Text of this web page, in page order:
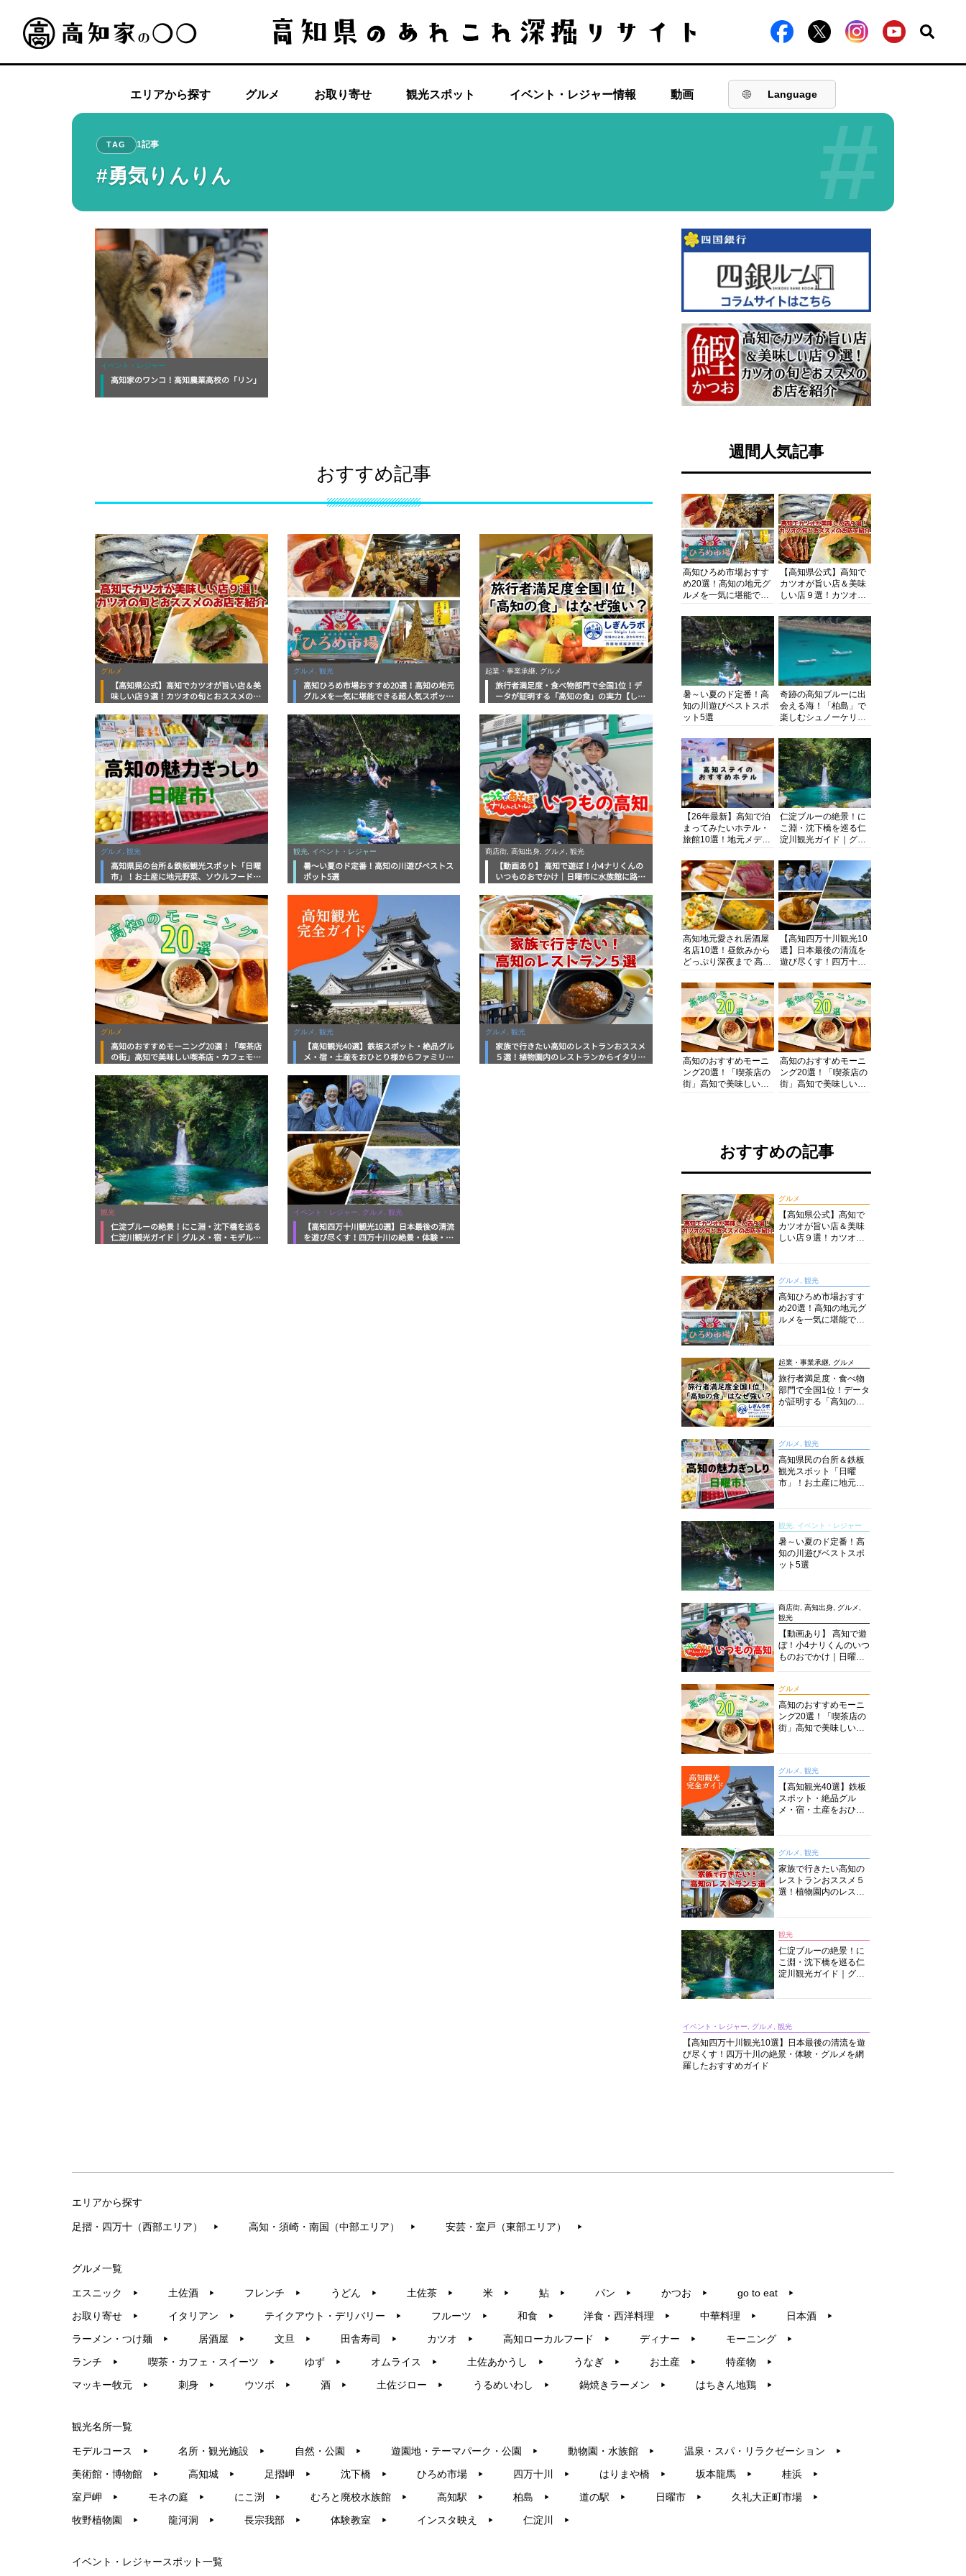
エリアから探す グルメ お取り寄せ 観光スポット イベント・レジャー情報 動画 Language
#
TAG 1記事
#勇気りんりん
イベント・レジャー
高知家のワンコ！高知農業高校の「リン」
おすすめ記事
グルメ
【高知県公式】高知でカツオが旨い店＆美
味しい店９選！カツオの旬とおススメのお
グルメ, 観光
高知ひろめ市場おすすめ20選！高知の地元
グルメを一気に堪能できる超人気スポット
起業・事業承継, グルメ
旅行者満足度・食べ物部門で全国1位！デ
ータが証明する「高知の食」の実力【しぎ
グルメ, 観光
高知県民の台所＆鉄板観光スポット「日曜
市」！お土産に地元野菜、ソウルフードま
底解説！
観光, イベント・レジャー
暑～い夏のド定番！高知の川遊びベストス
ポット5選
商店街, 高知出身, グルメ, 観光
【動画あり】 高知で遊ぼ！小4ナリくんの
いつものおでかけ｜日曜市に水族館に路面
グルメ
高知のおすすめモーニング20選！「喫茶店
の街」高知で美味しい喫茶店・カフェモー
グルメ, 観光
【高知観光40選】鉄板スポット・絶品グル
メ・宿・土産をおひとり様からファミリー
グルメ, 観光
家族で行きたい高知のレストランおススメ
５選！植物園内のレストランからイタリア
観光
仁淀ブルーの絶景！にこ淵・沈下橋を巡る
仁淀川観光ガイド｜グルメ・宿・モデルコ
イベント・レジャー, グルメ, 観光
【高知四万十川観光10選】日本最後の清流
を遊び尽くす！四万十川の絶景・体験・グ
週間人気記事
高知ひろめ市場おすす
め20選！高知の地元グ
ルメを一気に堪能でき
底解剖
【高知県公式】高知で
カツオが旨い店＆美味
しい店９選！カツオの
紹介
暑～い夏のド定番！高
知の川遊びベストスポ
ット5選
奇跡の高知ブルーに出
会える海！「柏島」で
楽しむシュノーケリン
浴にキャンプまで透明
度抜群の海の楽園を徹
底紹介
【26年最新】高知で泊
まってみたいホテル・
旅館10選！地元メディ
厳選
仁淀ブルーの絶景！に
こ淵・沈下橋を巡る仁
淀川観光ガイド｜グル
まで完全網羅！
高知地元愛され居酒屋
名店10選！昼飲みから
どっぷり深夜まで 高知
知グルメPro】
【高知四万十川観光10
選】日本最後の清流を
遊び尽くす！四万十川
を網羅したおすすめガ
イド
高知のおすすめモーニ
ング20選！「喫茶店の
街」高知で美味しい喫
高知のおすすめモーニ
ング20選！「喫茶店の
街」高知で美味しい喫
おすすめの記事
グルメ
【高知県公式】高知で
カツオが旨い店＆美味
しい店９選！カツオの
グルメ, 観光
高知ひろめ市場おすす
め20選！高知の地元グ
ルメを一気に堪能でき
起業・事業承継, グルメ
旅行者満足度・食べ物
部門で全国1位！データ
が証明する「高知の
グルメ, 観光
高知県民の台所＆鉄板
観光スポット「日曜
市」！お土産に地元野
説！
観光, イベント・レジャー
暑～い夏のド定番！高
知の川遊びベストスポ
ット5選
商店街, 高知出身, グルメ,
観光
【動画あり】 高知で遊
ぼ！小4ナリくんのいつ
ものおでかけ｜日曜市
グルメ
高知のおすすめモーニ
ング20選！「喫茶店の
街」高知で美味しい喫
グルメ, 観光
【高知観光40選】鉄板
スポット・絶品グル
メ・宿・土産をおひと
グルメ, 観光
家族で行きたい高知の
レストランおススメ５
選！植物園内のレスト
観光
仁淀ブルーの絶景！に
こ淵・沈下橋を巡る仁
淀川観光ガイド｜グル
イベント・レジャー, グルメ, 観光
【高知四万十川観光10選】日本最後の清流を遊
び尽くす！四万十川の絶景・体験・グルメを網
羅したおすすめガイド
エリアから探す
足摺・四万十（西部エリア） ▶︎ 高知・須崎・南国（中部エリア） ▶︎ 安芸・室戸（東部エリア） ▶︎
グルメ一覧
エスニック ▶︎ 土佐酒 ▶︎ フレンチ ▶︎ うどん ▶︎ 土佐茶 ▶︎ 米 ▶︎ 鮎 ▶︎ パン ▶︎ かつお ▶︎ go to eat ▶︎
お取り寄せ ▶︎ イタリアン ▶︎ テイクアウト・デリバリー ▶︎ フルーツ ▶︎ 和食 ▶︎ 洋食・西洋料理 ▶︎ 中華料理 ▶︎ 日本酒 ▶︎
ラーメン・つけ麺 ▶︎ 居酒屋 ▶︎ 文旦 ▶︎ 田舎寿司 ▶︎ カツオ ▶︎ 高知ローカルフード ▶︎ ディナー ▶︎ モーニング ▶︎
ランチ ▶︎ 喫茶・カフェ・スイーツ ▶︎ ゆず ▶︎ オムライス ▶︎ 土佐あかうし ▶︎ うなぎ ▶︎ お土産 ▶︎ 特産物 ▶︎
マッキー牧元 ▶︎ 刺身 ▶︎ ウツボ ▶︎ 酒 ▶︎ 土佐ジロー ▶︎ うるめいわし ▶︎ 鍋焼きラーメン ▶︎ はちきん地鶏 ▶︎
観光名所一覧
モデルコース ▶︎ 名所・観光施設 ▶︎ 自然・公園 ▶︎ 遊園地・テーマパーク・公園 ▶︎ 動物園・水族館 ▶︎ 温泉・スパ・リラクゼーション ▶︎
美術館・博物館 ▶︎ 高知城 ▶︎ 足摺岬 ▶︎ 沈下橋 ▶︎ ひろめ市場 ▶︎ 四万十川 ▶︎ はりまや橋 ▶︎ 坂本龍馬 ▶︎ 桂浜 ▶︎
室戸岬 ▶︎ モネの庭 ▶︎ にこ渕 ▶︎ むろと廃校水族館 ▶︎ 高知駅 ▶︎ 柏島 ▶︎ 道の駅 ▶︎ 日曜市 ▶︎ 久礼大正町市場 ▶︎
牧野植物園 ▶︎ 龍河洞 ▶︎ 長宗我部 ▶︎ 体験教室 ▶︎ インスタ映え ▶︎ 仁淀川 ▶︎
イベント・レジャースポット一覧